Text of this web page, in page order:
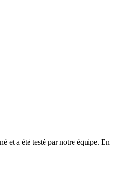
et a été testé par notre équipe. En